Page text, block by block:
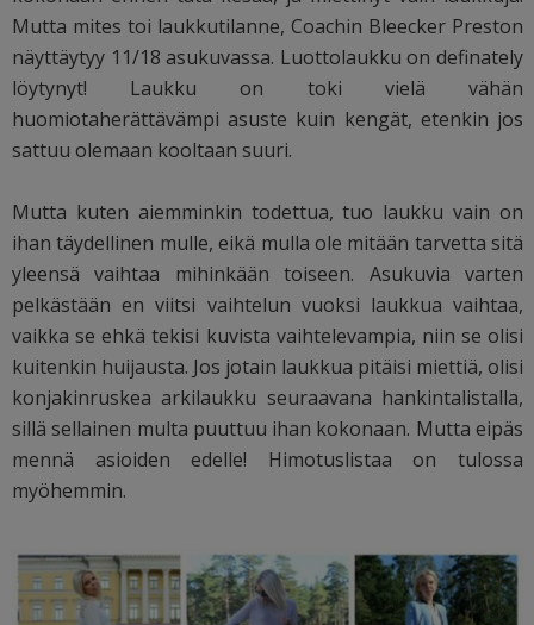
Mutta mites toi laukkutilanne, Coachin Bleecker Preston
näyttäytyy 11/18 asukuvassa. Luottolaukku on definately
löytynyt! Laukku on toki vielä vähän
huomiotaherättävämpi asuste kuin kengät, etenkin jos
sattuu olemaan kooltaan suuri.
Mutta kuten aiemminkin todettua, tuo laukku vain on
ihan täydellinen mulle, eikä mulla ole mitään tarvetta sitä
yleensä vaihtaa mihinkään toiseen. Asukuvia varten
pelkästään en viitsi vaihtelun vuoksi laukkua vaihtaa,
vaikka se ehkä tekisi kuvista vaihtelevampia, niin se olisi
kuitenkin huijausta. Jos jotain laukkua pitäisi miettiä, olisi
konjakinruskea arkilaukku seuraavana hankintalistalla,
sillä sellainen multa puuttuu ihan kokonaan. Mutta eipäs
mennä asioiden edelle! Himotuslistaa on tulossa
myöhemmin.